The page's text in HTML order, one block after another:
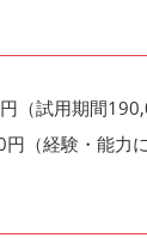
（試用期間
（経験・能力
支給）